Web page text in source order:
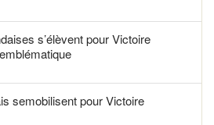
s’élèvent pour Victoire
semobilisent pour Victoire